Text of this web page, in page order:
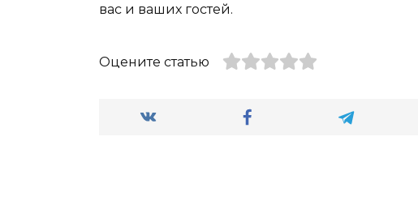
вас и ваших гостей.
Оцените статью